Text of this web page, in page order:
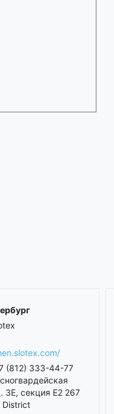
(812) 333-44-77
3Е, секция Е2 267
District